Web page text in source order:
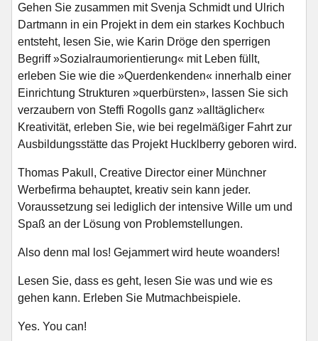
Gehen Sie zusammen mit Svenja Schmidt und Ulrich
Dartmann in ein Projekt in dem ein starkes Kochbuch
entsteht, lesen Sie, wie Karin Dröge den sperrigen
Begriff »Sozialraumorientierung« mit Leben füllt,
erleben Sie wie die »Querdenkenden« innerhalb einer
Einrichtung Strukturen »querbürsten», lassen Sie sich
verzaubern von Steffi Rogolls ganz »alltäglicher«
Kreativität, erleben Sie, wie bei regelmäßiger Fahrt zur
Ausbildungsstätte das Projekt Hucklberry geboren wird.
Thomas Pakull, Creative Director einer Münchner
Werbefirma behauptet, kreativ sein kann jeder.
Voraussetzung sei lediglich der intensive Wille um und
Spaß an der Lösung von Problemstellungen.
Also denn mal los! Gejammert wird heute woanders!
Lesen Sie, dass es geht, lesen Sie was und wie es
gehen kann. Erleben Sie Mutmachbeispiele.
Yes. You can!